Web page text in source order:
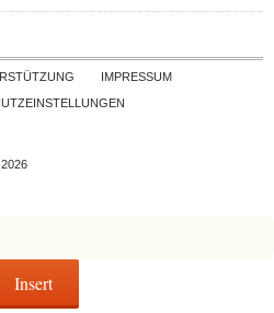
Skip to contentIMPRESSUM
Insert